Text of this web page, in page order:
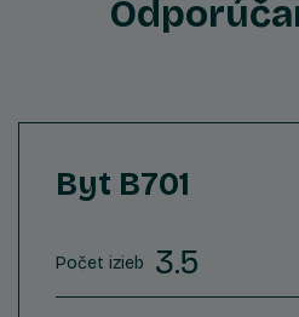
Byt B701
Počet izieb 3.5